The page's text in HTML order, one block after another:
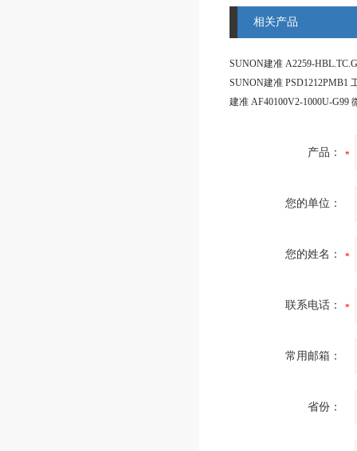
相关产品
产品：
您的单位：
您的姓名：
联系电话：
常用邮箱：
省份：